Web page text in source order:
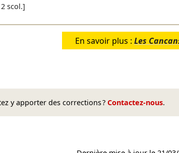
scol.]
En savoir plus : Les
y apporter des corrections ? Contactez-nous.